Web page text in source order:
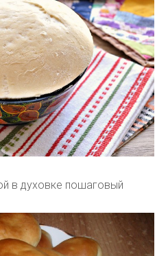
в духовке пошаговый